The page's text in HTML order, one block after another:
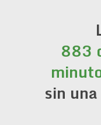
883
sin